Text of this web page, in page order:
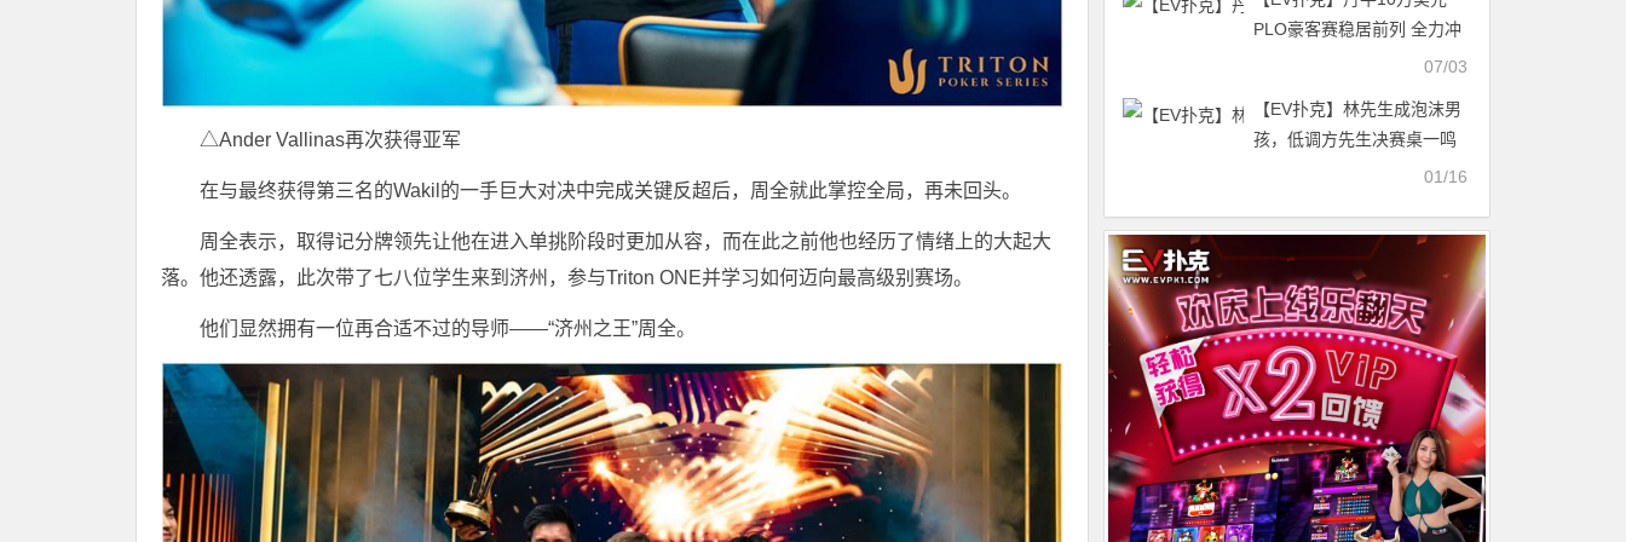
△Ander Vallinas再次获得亚军
在与最终获得第三名的Wakil的一手巨大对决中完成关键反超后，周全就此掌控全局，再未回头。
周全表示，取得记分牌领先让他在进入单挑阶段时更加从容，而在此之前他也经历了情绪上的大起大
落。他还透露，此次带了七八位学生来到济州，参与Triton ONE并学习如何迈向最高级别赛场。
他们显然拥有一位再合适不过的导师——“济州之王”周全。
PLO豪客赛稳居前列 全力冲
07/03
【EV扑克】林先生成泡沫男
孩，低调方先生决赛桌一鸣
惊人豪取冠军！广州27竞技
01/16